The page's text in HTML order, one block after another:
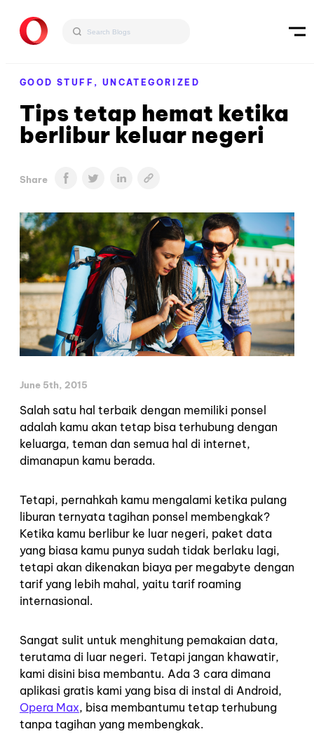
GOOD STUFF, UNCATEGORIZED
Tips tetap hemat ketika
berlibur keluar negeri
Share
June 5th, 2015
Salah satu hal terbaik dengan memiliki ponsel
adalah kamu akan tetap bisa terhubung dengan
keluarga, teman dan semua hal di internet,
dimanapun kamu berada.
Tetapi, pernahkah kamu mengalami ketika pulang
liburan ternyata tagihan ponsel membengkak?
Ketika kamu berlibur ke luar negeri, paket data
yang biasa kamu punya sudah tidak berlaku lagi,
tetapi akan dikenakan biaya per megabyte dengan
tarif yang lebih mahal, yaitu tarif roaming
internasional.
Sangat sulit untuk menghitung pemakaian data,
terutama di luar negeri. Tetapi jangan khawatir,
kami disini bisa membantu. Ada 3 cara dimana
aplikasi gratis kami yang bisa di instal di Android,
Opera Max, bisa membantumu tetap terhubung
tanpa tagihan yang membengkak.